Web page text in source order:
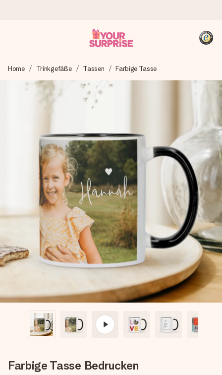
Wir bereiten dein Geschenk sorgfältig vor und schicken es
blitzschnell – damit du es genau zum richtigen Zeitpunkt
überreichen kannst, wenn es am meisten zählt.
4,8 (basierend auf +15.000 Bewertungen)
Unsere Geschenke begeistern. Kunden bewerten uns mit
4,8 bei Google Reviews (Gesamtergebnis aller Länder, in
die wir versenden).
+49 39292 929695
Montag - Freitag : 8:30 - 17:00 Uhr
Samstag - Sonntag : 8:30 - 13:00 Uhr
Home Trinkgefäße Tassen Farbige Tasse
Farbige Tasse Bedrucken